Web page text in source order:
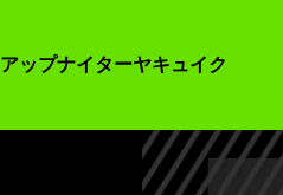
ップナイターヤキュイク